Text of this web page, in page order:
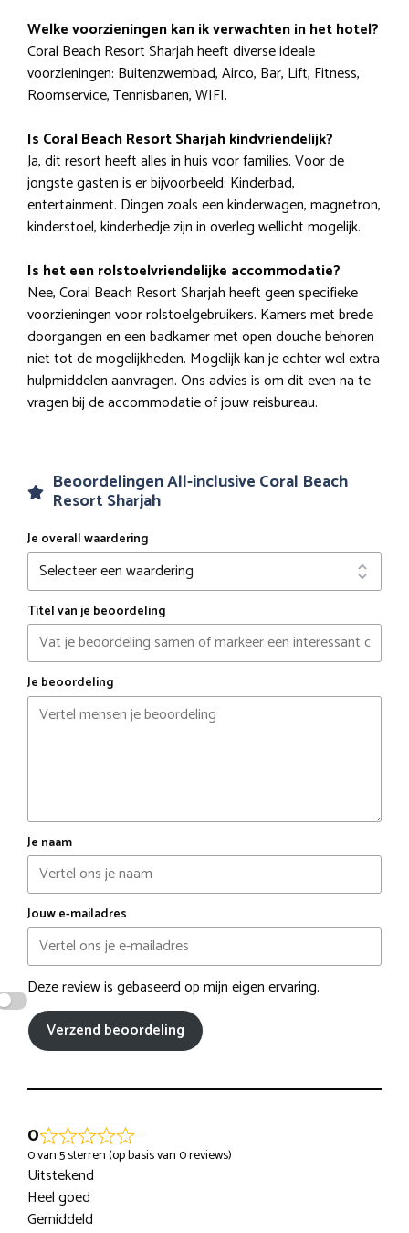
Welke voorzieningen kan ik verwachten in het hotel?
Coral Beach Resort Sharjah heeft diverse ideale
voorzieningen: Buitenzwembad, Airco, Bar, Lift, Fitness,
Roomservice, Tennisbanen, WIFI.
Is Coral Beach Resort Sharjah kindvriendelijk?
Ja, dit resort heeft alles in huis voor families. Voor de
jongste gasten is er bijvoorbeeld: Kinderbad,
entertainment. Dingen zoals een kinderwagen, magnetron,
kinderstoel, kinderbedje zijn in overleg wellicht mogelijk.
Is het een rolstoelvriendelijke accommodatie?
Nee, Coral Beach Resort Sharjah heeft geen specifieke
voorzieningen voor rolstoelgebruikers. Kamers met brede
doorgangen en een badkamer met open douche behoren
niet tot de mogelijkheden. Mogelijk kan je echter wel extra
hulpmiddelen aanvragen. Ons advies is om dit even na te
vragen bij de accommodatie of jouw reisbureau.
Beoordelingen All-inclusive Coral Beach
Resort Sharjah
Je overall waardering
Titel van je beoordeling
Je beoordeling
Je naam
Jouw e-mailadres
Deze review is gebaseerd op mijn eigen ervaring.
Verzend beoordeling
0
0 van 5 sterren (op basis van 0 reviews)
Uitstekend
Heel goed
Gemiddeld